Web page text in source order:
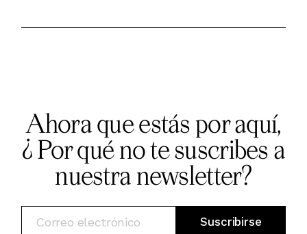
Ahora que estás por aquí,
¿ Por qué no te suscribes a
nuestra newsletter?